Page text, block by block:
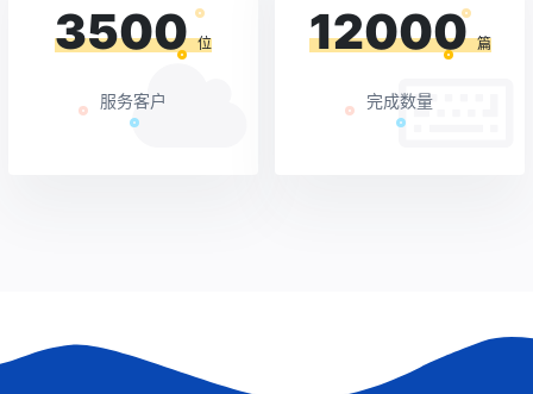
3500 位
服务客户
12000 篇
完成数量